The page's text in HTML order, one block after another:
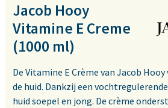
Jacob Hooy
Vitamine E Creme
(1000 ml)
De Vitamine E Crème van Jacob
de huid. Dankzij een
huid soepel en jong. De crème